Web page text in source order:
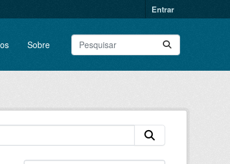
Entrar
Sobre